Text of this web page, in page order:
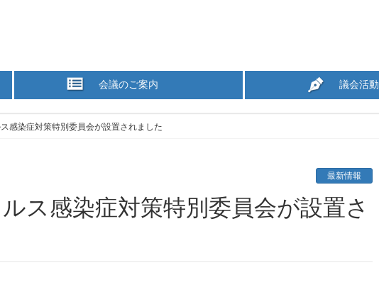
会議のご案内 議会活動
感染症対策特別委員会が設置されました
最新情報